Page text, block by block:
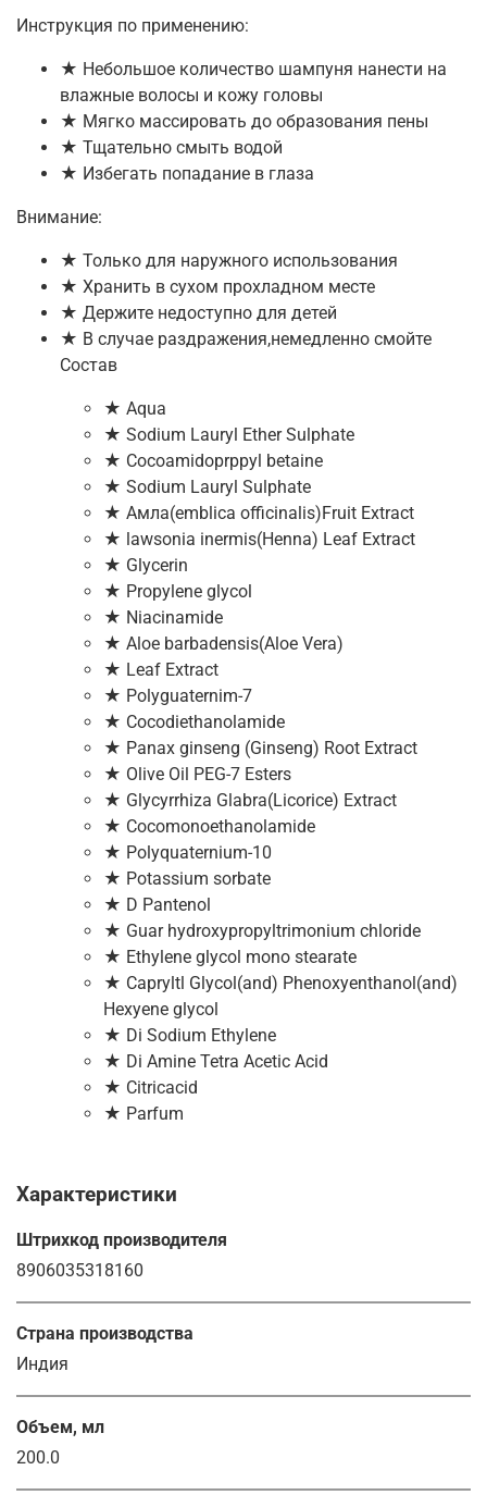
Инструкция по применению:
★ Небольшое количество шампуня нанести на
влажные волосы и кожу головы
★ Мягко массировать до образования пены
★ Тщательно смыть водой
★ Избегать попадание в глаза
Внимание:
★ Только для наружного использования
★ Хранить в сухом прохладном месте
★ Держите недоступно для детей
★ В случае раздражения,немедленно смойте
Состав
★ Aqua
★ Sodium Lauryl Ether Sulphate
★ Cocoamidoprppyl betaine
★ Sodium Lauryl Sulphate
★ Амла(emblica officinalis)Fruit Extract
★ lawsonia inermis(Henna) Leaf Extract
★ Glycerin
★ Propylene glycol
★ Niacinamide
★ Aloe barbadensis(Aloe Vera)
★ Leaf Extract
★ Polyguaternim-7
★ Cocodiethanolamide
★ Panax ginseng (Ginseng) Root Extract
★ Olive Oil PEG-7 Esters
★ Glycyrrhiza Glabra(Licorice) Extract
★ Cocomonoethanolamide
★ Polyquaternium-10
★ Potassium sorbate
★ D Pantenol
★ Guar hydroxypropyltrimonium chloride
★ Ethylene glycol mono stearate
★ Capryltl Glycol(and) Phenoxyenthanol(and)
Hexyene glycol
★ Di Sodium Ethylene
★ Di Amine Tetra Acetic Acid
★ Citricacid
★ Parfum
Характеристики
Штрихкод производителя
8906035318160
Страна производства
Индия
Объем, мл
200.0